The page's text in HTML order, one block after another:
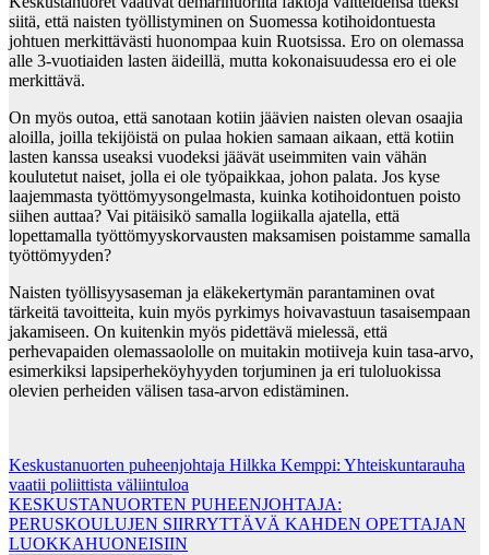
siitä, että naisten työllistyminen on Suomessa kotihoidontuesta
johtuen merkittävästi huonompaa kuin Ruotsissa. Ero on olemassa
alle 3-vuotiaiden lasten äideillä, mutta kokonaisuudessa ero ei ole
merkittävä.
On myös outoa, että sanotaan kotiin jäävien naisten olevan osaajia
aloilla, joilla tekijöistä on pulaa hokien samaan aikaan, että kotiin
lasten kanssa useaksi vuodeksi jäävät useimmiten vain vähän
koulutetut naiset, jolla ei ole työpaikkaa, johon palata. Jos kyse
laajemmasta työttömyysongelmasta, kuinka kotihoidontuen poisto
siihen auttaa? Vai pitäisikö samalla logiikalla ajatella, että
lopettamalla työttömyyskorvausten maksamisen poistamme samalla
työttömyyden?
Naisten työllisyysaseman ja eläkekertymän parantaminen ovat
tärkeitä tavoitteita, kuin myös pyrkimys hoivavastuun tasaisempaan
jakamiseen. On kuitenkin myös pidettävä mielessä, että
perhevapaiden olemassaololle on muitakin motiiveja kuin tasa-arvo,
esimerkiksi lapsiperheköyhyyden torjuminen ja eri tuloluokissa
olevien perheiden välisen tasa-arvon edistäminen.
Post
navigation
Keskustanuorten puheenjohtaja Hilkka Kemppi: Yhteiskuntarauha
vaatii poliittista väliintuloa
KESKUSTANUORTEN PUHEENJOHTAJA:
PERUSKOULUJEN SIIRRYTTÄVÄ KAHDEN OPETTAJAN
LUOKKAHUONEISIIN